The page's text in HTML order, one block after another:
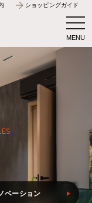
ショッピングガイド
ベーション